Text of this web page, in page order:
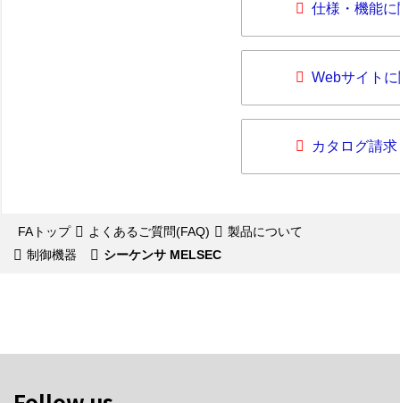
仕様・機能
Webサイト
カタログ請求
FAトップ よくあるご質問(FAQ)
製品について
制御機器
シーケンサ MELSEC